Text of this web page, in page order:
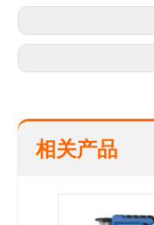
相关产品